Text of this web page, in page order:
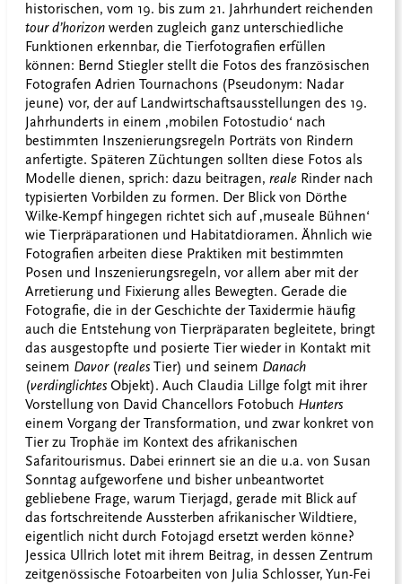
historischen, vom 19. bis zum 21. Jahrhundert reichenden
tour d’horizon werden zugleich ganz unterschiedliche
Funktionen erkennbar, die Tierfotografien erfüllen
können: Bernd Stiegler stellt die Fotos des französischen
Fotografen Adrien Tournachons (Pseudonym: Nadar
jeune) vor, der auf Landwirtschaftsausstellungen des 19.
Jahrhunderts in einem ‚mobilen Fotostudio‘ nach
bestimmten Inszenierungsregeln Porträts von Rindern
anfertigte. Späteren Züchtungen sollten diese Fotos als
Modelle dienen, sprich: dazu beitragen, reale Rinder nach
typisierten Vorbilden zu formen. Der Blick von Dörthe
Wilke-Kempf hingegen richtet sich auf ‚museale Bühnen‘
wie Tierpräparationen und Habitatdioramen. Ähnlich wie
Fotografien arbeiten diese Praktiken mit bestimmten
Posen und Inszenierungsregeln, vor allem aber mit der
Arretierung und Fixierung alles Bewegten. Gerade die
Fotografie, die in der Geschichte der Taxidermie häufig
auch die Entstehung von Tierpräparaten begleitete, bringt
das ausgestopfte und posierte Tier wieder in Kontakt mit
seinem Davor(reales Tier) und seinem Danach
(verdinglichtes Objekt). Auch Claudia Lillge folgt mit ihrer
Vorstellung von David Chancellors Fotobuch Hunters
einem Vorgang der Transformation, und zwar konkret von
Tier zu Trophäe im Kontext des afrikanischen
Safaritourismus. Dabei erinnert sie an die u.a. von Susan
Sonntag aufgeworfene und bisher unbeantwortet
gebliebene Frage, warum Tierjagd, gerade mit Blick auf
das fortschreitende Aussterben afrikanischer Wildtiere,
eigentlich nicht durch Fotojagd ersetzt werden könne?
Jessica Ullrich lotet mit ihrem Beitrag, in dessen Zentrum
zeitgenössische Fotoarbeiten von Julia Schlosser, Yun-Fei